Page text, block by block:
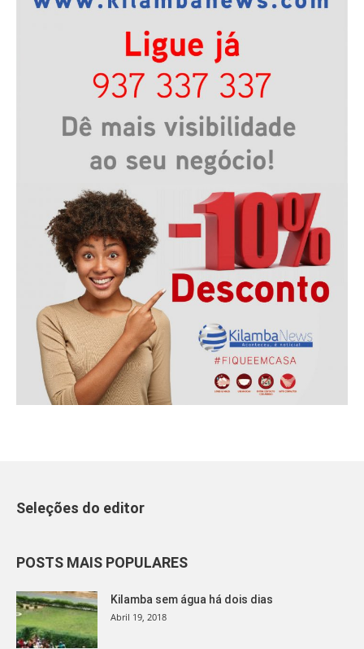
Seleções do editor
POSTS MAIS POPULARES
Kilamba sem água há dois dias
Abril 19, 2018